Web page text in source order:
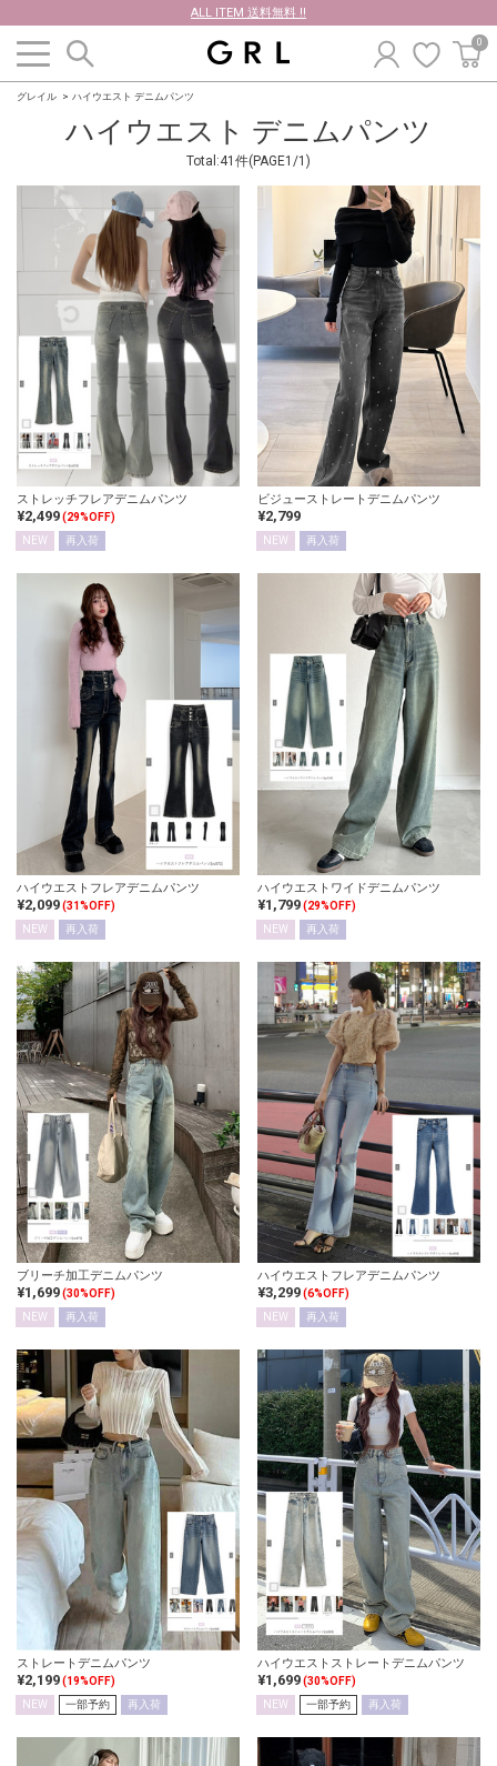
ALL ITEM 送料無料 !!
0
グレイル ハイウエスト デニムパンツ
ハイウエスト デニムパンツ
Total:41件(PAGE1/1)
ストレッチフレアデニムパンツ
¥2,499(29%OFF)
NEW
再入荷
ビジューストレートデニムパンツ
¥2,799
NEW 再入荷
ハイウエストフレアデニムパンツ
¥2,099(31%OFF)
NEW
再入荷
ハイウエストワイドデニムパンツ
¥1,799(29%OFF)
NEW
再入荷
ブリーチ加工デニムパンツ
¥1,699(30%OFF)
NEW
再入荷
ハイウエストフレアデニムパンツ
¥3,299(6%OFF)
NEW
再入荷
ストレートデニムパンツ
¥2,199(19%OFF)
NEW
一部予約 再入荷
ハイウエストストレートデニムパンツ
¥1,699(30%OFF)
NEW
一部予約 再入荷